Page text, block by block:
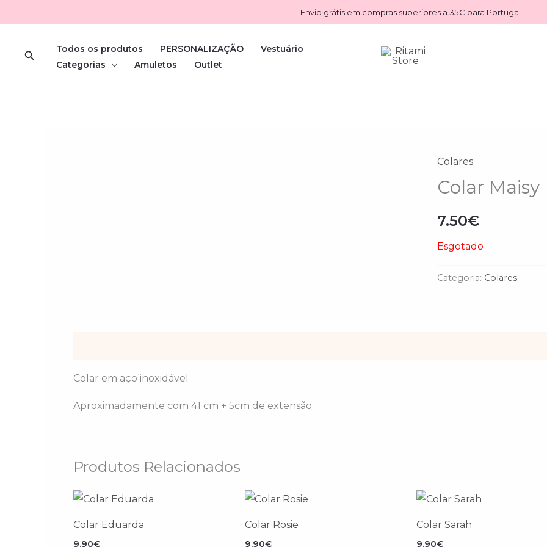
to
Envio grátis em compras superiores a 35€ para Portugal
SearchTodos os produtos PERSONALIZAÇÃO
Vestuário
Categorias
Amuletos Outlet
Colares
Colar Maisy
7.50€
Esgotado
Categoria: Colares
Colar em aço inoxidável
Aproximadamente com 41 cm + 5cm de extensão
Produtos Relacionados
Colar Eduarda
9.90€
Colar Rosie
9.90€
Colar Sarah
9.90€